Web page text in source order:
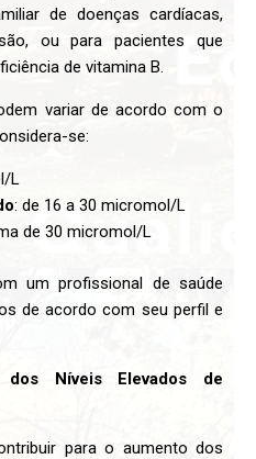
de doenças cardíacas,
ou para pacientes que
de vitamina B.
variar de acordo com o
se:
L
: de 16 a 30 micromol/L
de 30 micromol/L
um profissional de saúde
de acordo com seu perfil e
Níveis Elevados de
para o aumento dos